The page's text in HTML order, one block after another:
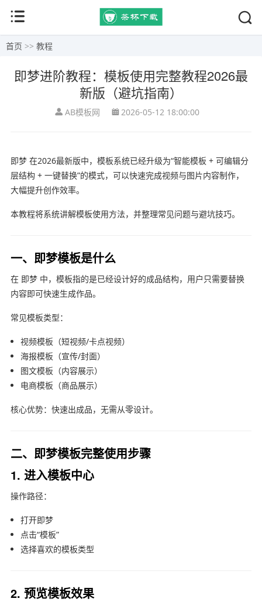
首页 >> 教程
即梦进阶教程：模板使用完整教程2026最
新版（避坑指南）
AB模板网 2026-05-12 18:00:00
即梦在2026最新版中，模板系统已经升级为“智能模板 + 可编辑分
层结构 + 一键替换”的模式，可以快速完成视频与图片内容制作，
大幅提升创作效率。
本教程将系统讲解模板使用方法，并整理常见问题与避坑技巧。
一、即梦模板是什么
在 即梦中，模板指的是已经设计好的成品结构，用户只需要替换
内容即可快速生成作品。
常见模板类型：
视频模板（短视频/卡点视频）
海报模板（宣传/封面）
图文模板（内容展示）
电商模板（商品展示）
核心优势：快速出成品，无需从零设计。
二、即梦模板完整使用步骤
1. 进入模板中心
操作路径：
打开即梦
点击“模板”
选择喜欢的模板类型
2. 预览模板效果